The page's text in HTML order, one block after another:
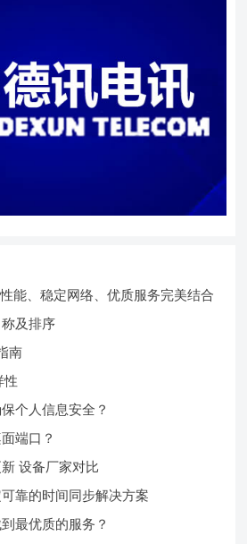
能、稳定网络、优质服务完美结合
及排序
南
性
个人信息安全？
端口？
设备厂家对比
靠的时间同步解决方案
最优质的服务？